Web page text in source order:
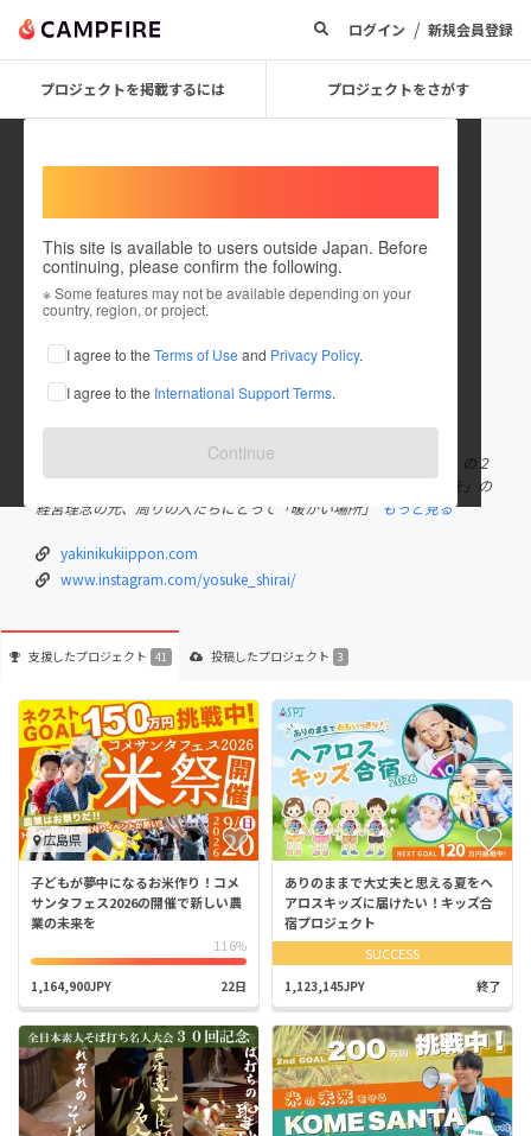
ログイン / 新規会員登録
プロジェクトを掲載するには プロジェクトをさがす
This site is available to users outside Japan. Before
continuing, please confirm the following.
※ Some features may not be available depending on your
country, region, or project.
I agree to the Terms of Use and Privacy Policy.
I agree to the International Support Terms.
Continue
白井陽介
これまでに41回支援して3件のプロジェクトを投稿しています
在住国：日本 現在地：香川県
出身国：日本 出身地：香川県
香川県でステーキダイニング「人生意気に感ず」と焼肉「生一本」の２
店舗を営んでおります白井陽介と申します。 「ココロにタイヨウを」の
経営理念の元、周りの人たちにとって「暖かい場所」
もっと見る
yakinikukiippon.com
www.instagram.com/yosuke_shirai/
支援したプロジェクト 41 投稿したプロジェクト 3
広島県
子どもが夢中になるお米作り！コメ
サンタフェス2026の開催で新しい農
業の未来を
116%
1,164,900JPY 22日
ありのままで大丈夫と思える夏をヘ
アロスキッズに届けたい！キッズ合
宿プロジェクト
SUCCESS
1,123,145JPY 終了